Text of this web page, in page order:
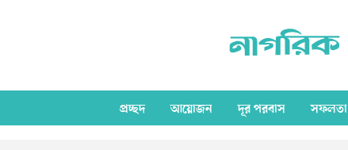
প্রচ্ছদ আয়োজন দূর পরবাস সফলতা